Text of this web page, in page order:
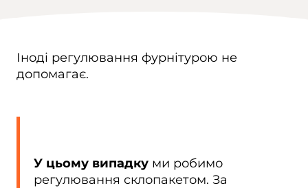
Іноді регулювання фурнітурою не
допомагає.
У цьому випадку ми робимо
регулювання склопакетом. За